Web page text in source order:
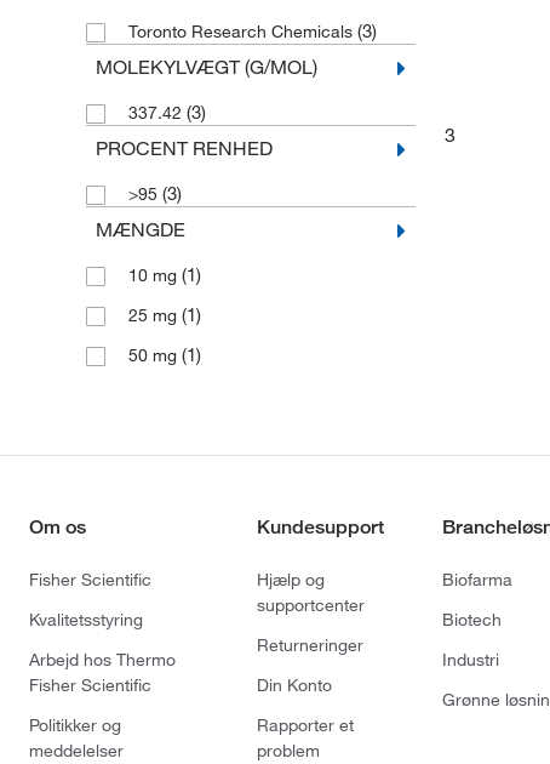
Toronto Research Chemicals (3)
MOLEKYLVÆGT (G/MOL)
337.42 (3)
PROCENT RENHED
>95 (3)
MÆNGDE
10 mg (1)
25 mg (1)
50 mg (1)
3
Om os
Fisher Scientific
Kvalitetsstyring
Arbejd hos Thermo
Fisher Scientific
Politikker og
meddelelser
Kundesupport
Hjælp og
supportcenter
Returneringer
Din Konto
Rapporter et
problem
Biofarma
Biotech
Industri
Grønne